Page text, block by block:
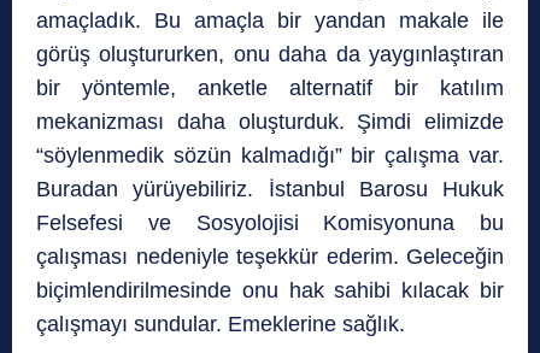
amaçladık. Bu amaçla bir yandan makale ile
görüş oluştururken, onu daha da yaygınlaştıran
bir yöntemle, anketle alternatif bir katılım
mekanizması daha oluşturduk. Şimdi elimizde
“söylenmedik sözün kalmadığı” bir çalışma var.
Buradan yürüyebiliriz. İstanbul Barosu Hukuk
Felsefesi ve Sosyolojisi Komisyonuna bu
çalışması nedeniyle teşekkür ederim. Geleceğin
biçimlendirilmesinde onu hak sahibi kılacak bir
çalışmayı sundular. Emeklerine sağlık.